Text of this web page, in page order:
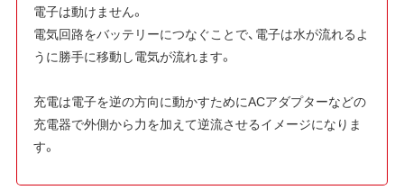
電子は動けません。
電気回路をバッテリーにつなぐことで、電子は水が流れるよ
うに勝手に移動し電気が流れます。
充電は電子を逆の方向に動かすためにACアダプターなどの
充電器で外側から力を加えて逆流させるイメージになりま
す。